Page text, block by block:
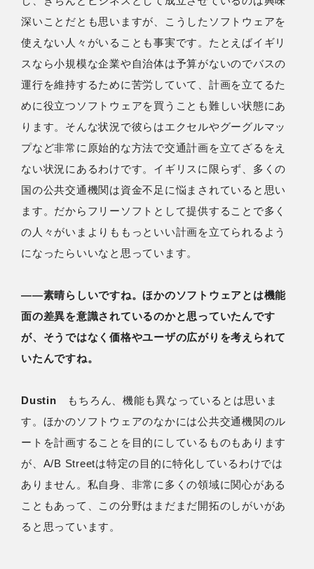
深いことだとも思いますが、こうしたソフトウェアを
使えない人々がいることも事実です。たとえばイギリ
スなら小規模な企業や自治体は予算がないのでバスの
運行を維持するために苦労していて、計画を立てるた
めに役立つソフトウェアを買うことも難しい状態にあ
ります。そんな状況で彼らはエクセルやグーグルマッ
プなど非常に原始的な方法で交通計画を立てざるをえ
ない状況にあるわけです。イギリスに限らず、多くの
国の公共交通機関は資金不足に悩まされていると思い
ます。だからフリーソフトとして提供することで多く
の人々がいまよりももっといい計画を立てられるよう
になったらいいなと思っています。
――素晴らしいですね。ほかのソフトウェアとは機能
面の差異を意識されているのかと思っていたんです
が、そうではなく価格やユーザの広がりを考えられて
いたんですね。
Dustin もちろん、機能も異なっているとは思いま
す。ほかのソフトウェアのなかには公共交通機関のル
ートを計画することを目的にしているものもあります
が、A/B Streetは特定の目的に特化しているわけでは
ありません。私自身、非常に多くの領域に関心がある
こともあって、この分野はまだまだ開拓のしがいがあ
ると思っています。